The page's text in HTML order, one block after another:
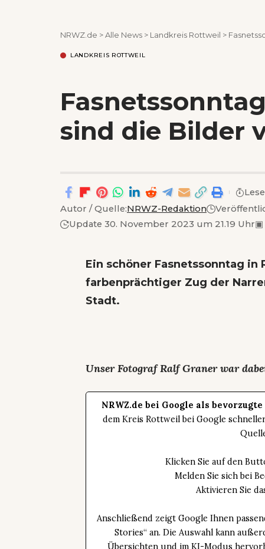
NRWZ.de >Alle News > Landkreis Rottweil >
LANDKREIS ROTTWEIL
sind die Bilder
Autor / Quelle:NRWZ-Redaktion
Update 30. November 2023 um 21.19 Uhr▣
Ein schöner Fasnetssonntag in
farbenprächtiger Zug der
Stadt.
Unser Fotograf Ralf Graner war
NRWZ.de bei Google als
dem Kreis Rottweil bei Google
Klicken Sie auf den
Melden Sie sich bei
Aktivieren Sie
Anschließend zeigt Google Ihnen
Stories“ an. Die Auswahl kann
Übersichten und im KI-Modus